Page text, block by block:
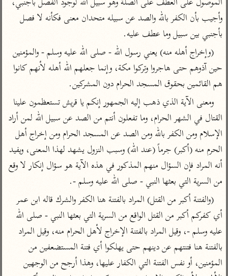
محاسن التأويل
للقاسمي
تفسير الثعالبي
تفسير السمرقندي
تفسير الثعلبي
البحر المحيط لأبي
حيان
البسيط للواحدي
تفسير أبي السعود
الكشاف للزمخشري
آثار
موسوعة التفسير
الدر المنثور
تفسير ابن أبي حاتم
تفسير قتادة
اشترك لتصلك أخبار مشاريعنا
اشترك
راسلنا •تليجرام • تويتر
تعليمات
عن الباحث القرآني
بأجنبي بين سبيل وما عطف عليه.
هم القائمين بحقوق المسجد الحرام دون المشركين.
من السرية التي بعثها النبي - صلى الله عليه وسلم -.
(والفتنة أكبر من القتل) المراد بالفتنة هنا الكفر والشرك قاله ابن عمر